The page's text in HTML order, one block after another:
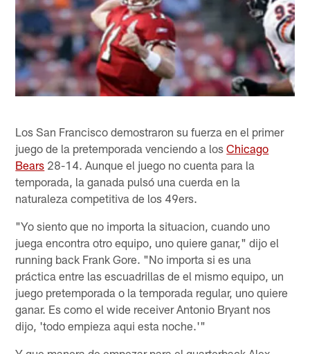
Los San Francisco demostraron su fuerza en el primer
juego de la pretemporada venciendo a losChicago
Bears 28-14. Aunque el juego no cuenta para la
temporada, la ganada pulsó una cuerda en la
naturaleza competitiva de los 49ers.
"Yo siento que no importa la situacion, cuando uno
juega encontra otro equipo, uno quiere ganar," dijo el
running back Frank Gore. "No importa si es una
práctica entre las escuadrillas de el mismo equipo, un
juego pretemporada o la temporada regular, uno quiere
ganar. Es como el wide receiver Antonio Bryant nos
dijo, 'todo empieza aqui esta noche.'"